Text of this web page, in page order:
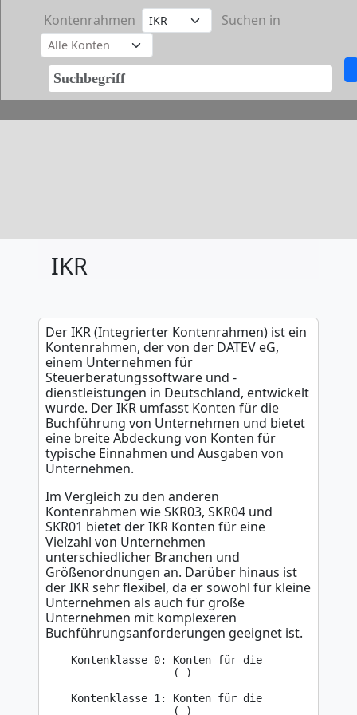
Kontenrahmen Suchen in
IKR
Der IKR (Integrierter Kontenrahmen) ist ein
Kontenrahmen, der von der DATEV eG,
einem Unternehmen für
Steuerberatungssoftware und -
dienstleistungen in Deutschland, entwickelt
wurde. Der IKR umfasst Konten für die
Buchführung von Unternehmen und bietet
eine breite Abdeckung von Konten für
typische Einnahmen und Ausgaben von
Unternehmen.
Im Vergleich zu den anderen
Kontenrahmen wie SKR03, SKR04 und
SKR01 bietet der IKR Konten für eine
Vielzahl von Unternehmen
unterschiedlicher Branchen und
Größenordnungen an. Darüber hinaus ist
der IKR sehr flexibel, da er sowohl für kleine
Unternehmen als auch für große
Unternehmen mit komplexeren
Buchführungsanforderungen geeignet ist.
    Kontenklasse 0: Konten für die
                    ( )
    Kontenklasse 1: Konten für die
                    ( )